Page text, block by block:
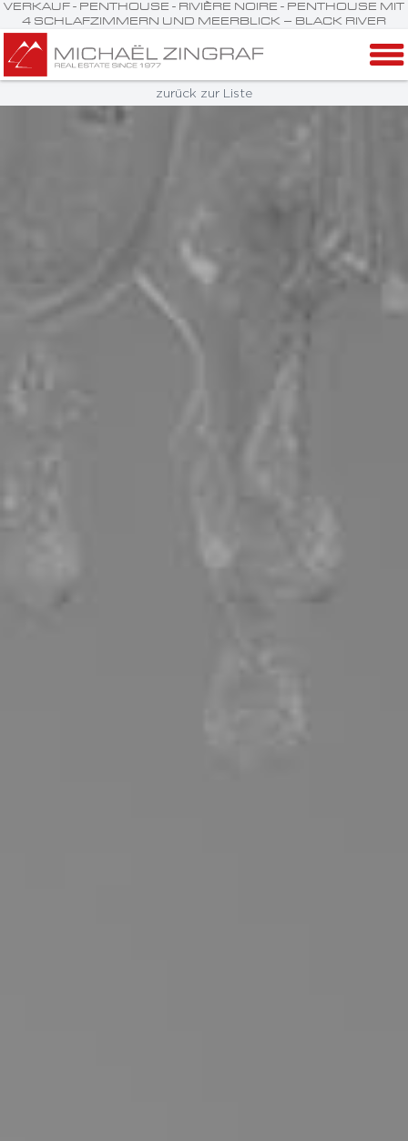
VERKAUF - PENTHOUSE - RIVIÈRE NOIRE - PENTHOUSE MIT
4 SCHLAFZIMMERN UND MEERBLICK – BLACK RIVER
zurück zur Liste